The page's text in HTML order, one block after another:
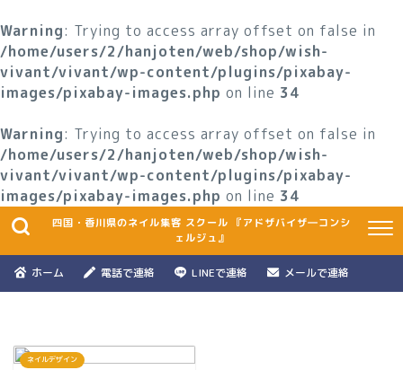
Warning: Trying to access array offset on false in
/home/users/2/hanjoten/web/shop/wish-
vivant/vivant/wp-content/plugins/pixabay-
images/pixabay-images.php on line 34
Warning: Trying to access array offset on false in
/home/users/2/hanjoten/web/shop/wish-
vivant/vivant/wp-content/plugins/pixabay-
images/pixabay-images.php on line 34
四国・香川県のネイル集客 スクール 『アドザバイザ―コンシ
ェルジュ』
ホーム 電話で連絡 LINEで連絡 メールで連絡
ネイルデザイン